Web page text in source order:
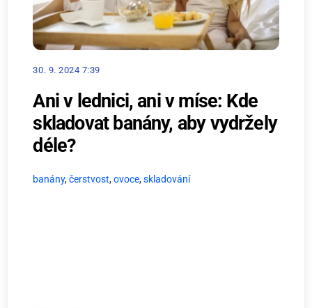
30. 9. 2024 7:39
Ani v lednici, ani v míse: Kde
skladovat banány, aby vydržely
déle?
banány,čerstvost,ovoce,skladování